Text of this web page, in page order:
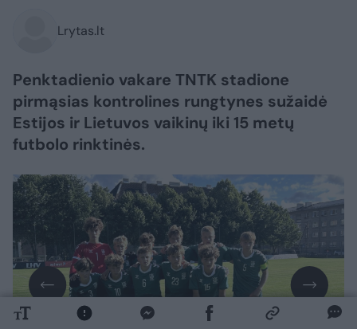
Lrytas.lt
Penktadienio vakare TNTK stadione
pirmąsias kontrolines rungtynes sužaidė
Estijos ir Lietuvos vaikinų iki 15 metų
futbolo rinktinės.